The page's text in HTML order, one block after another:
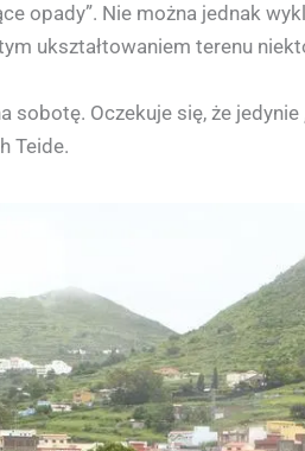
opady”. Nie można jednak
ukształtowaniem terenu
sobotę. Oczekuje się, że
Teide.